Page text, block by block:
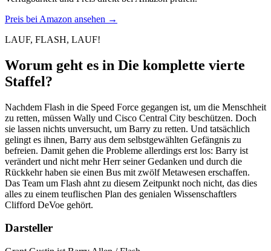
Preis bei Amazon ansehen →
LAUF, FLASH, LAUF!
Worum geht es in Die komplette vierte
Staffel?
Nachdem Flash in die Speed Force gegangen ist, um die Menschheit
zu retten, müssen Wally und Cisco Central City beschützen. Doch
sie lassen nichts unversucht, um Barry zu retten. Und tatsächlich
gelingt es ihnen, Barry aus dem selbstgewählten Gefängnis zu
befreien. Damit gehen die Probleme allerdings erst los: Barry ist
verändert und nicht mehr Herr seiner Gedanken und durch die
Rückkehr haben sie einen Bus mit zwölf Metawesen erschaffen.
Das Team um Flash ahnt zu diesem Zeitpunkt noch nicht, das dies
alles zu einem teuflischen Plan des genialen Wissenschaftlers
Clifford DeVoe gehört.
Darsteller